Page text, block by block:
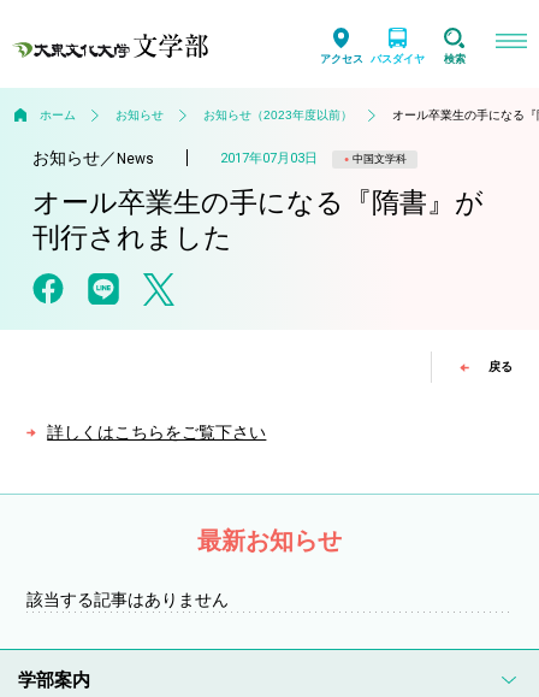
アクセス バスダイヤ 検索
ホーム お知らせ お知らせ（2023年度以前） オール卒業生の手になる
お知らせ／ News 2017年07月03日 中国文学科
オール卒業生の手になる『隋書』が
刊行されました
戻る
詳しくはこちらをご覧下さい
最新お知らせ
該当する記事はありません
学部案内